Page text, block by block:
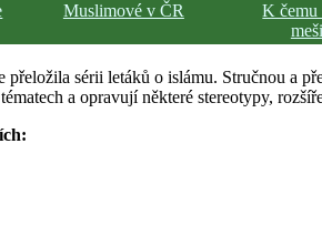
Muslimové v ČR
K čemu
přeložila sérii letáků o islámu. Stručnou a
a opravují některé stereotypy,